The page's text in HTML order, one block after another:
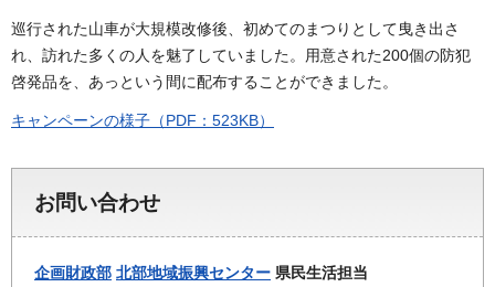
巡行された山車が大規模改修後、初めてのまつりとして曳き出さ
れ、訪れた多くの人を魅了していました。用意された200個の防犯
啓発品を、あっという間に配布することができました。
キャンペーンの様子（PDF：523KB）
お問い合わせ
企画財政部 北部地域振興センター 県民生活担当